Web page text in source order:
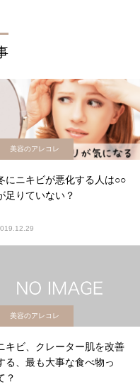
美容のアレコレ
にニキビが悪化する人は○○
足りていない？
美容のアレコレ
キビ、クレーター肌を改善
る、最も大事な食べ物っ
？